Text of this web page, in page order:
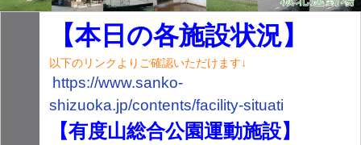
【本日の各施設状況】
以下のリンクよりご確認いただけます↓
https://www.sanko-
shizuoka.jp/contents/facility-situati
【有度山総合公園運動施設】